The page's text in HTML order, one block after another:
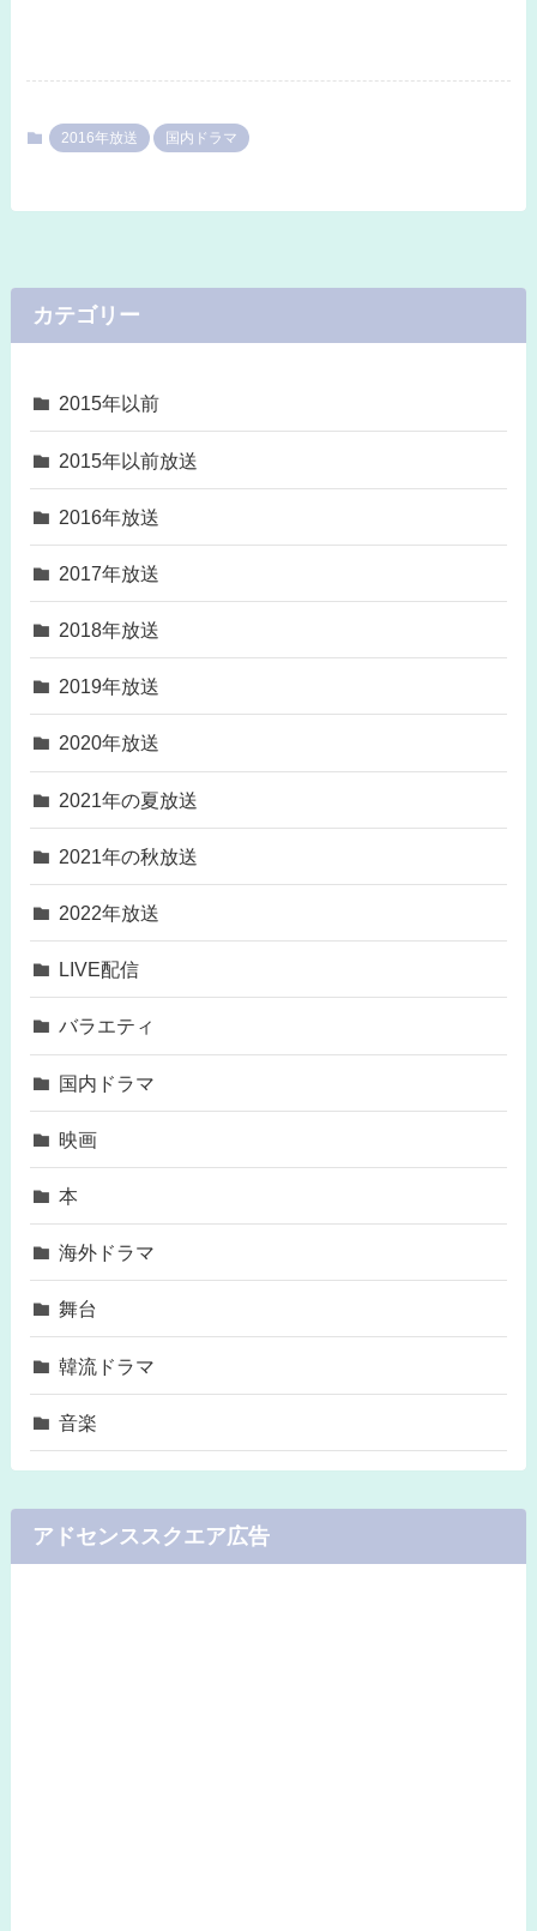
2016年放送 国内ドラマ
カテゴリー
2015年以前
2015年以前放送
2016年放送
2017年放送
2018年放送
2019年放送
2020年放送
2021年の夏放送
2021年の秋放送
2022年放送
LIVE配信
バラエティ
国内ドラマ
映画
本
海外ドラマ
舞台
韓流ドラマ
音楽
アドセンススクエア広告